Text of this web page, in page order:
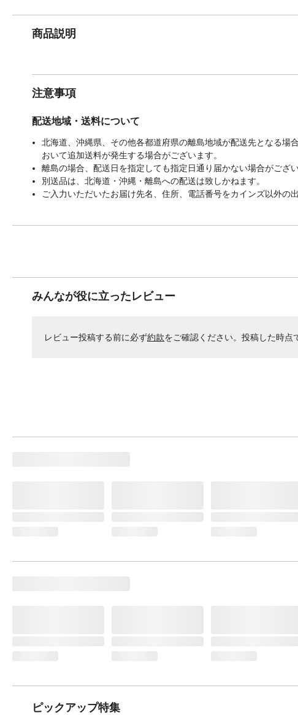
商品説明
注意事項
配送地域・送料について
北海道、沖縄県、その他各都道府県の離島地域が配送先となる
おいて追加送料が発生する場合がございます。
離島の場合、配送日を指定しても指定日通り届かない場合がござい
別送品は、北海道・沖縄・離島への配送は致しかねます。
ご入力いただいたお届け先名、住所、電話番号をカインズ以外の
みんなが役に立ったレビュー
レビュー投稿する前に必ず約款をご確認ください。投稿した時点
ピックアップ特集